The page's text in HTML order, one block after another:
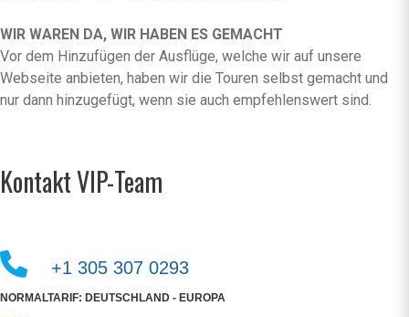
WIR WAREN DA, WIR HABEN ES GEMACHT
Vor dem Hinzufügen der Ausflüge, welche wir auf unsere
Webseite anbieten, haben wir die Touren selbst gemacht und
nur dann hinzugefügt, wenn sie auch empfehlenswert sind.
Kontakt VIP-Team
+1 305 307 0293
NORMALTARIF: DEUTSCHLAND - EUROPA